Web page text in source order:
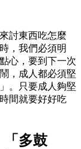
討東西吃怎麼
，我們必須明
心，要到下一次
，成人都必須堅
。只要成人夠堅
間就要好好吃
「多鼓